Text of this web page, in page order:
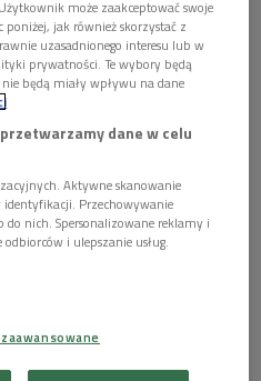
fałszywych obrazów w dziejach
może zaakceptować swoje
jak również skorzystać z
uzasadnionego interesu lub w
prywatności. Te wybory będą
będą miały wpływu na dane
dane w celu
Aktywne skanowanie
Przechowywanie
nich. Spersonalizowane reklamy i
i ulepszanie usług.